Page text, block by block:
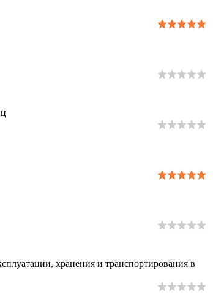
хранения и транспортирования в